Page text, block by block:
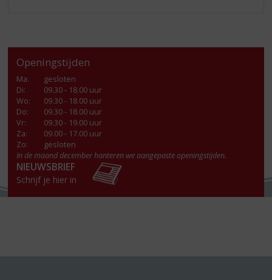
Openingstijden
Ma:
gesloten
Di:
09.30 - 18.00 uur
Wo:
09.30 - 18.00 uur
Do:
09.30 - 18.00 uur
Vr:
09.30 - 19.00 uur
Za:
09.00 - 17.00 uur
Zo:
gesloten
In de maand december hanteren we aangepaste openingstijden.
NIEUWSBRIEF
Schrijf je hier in